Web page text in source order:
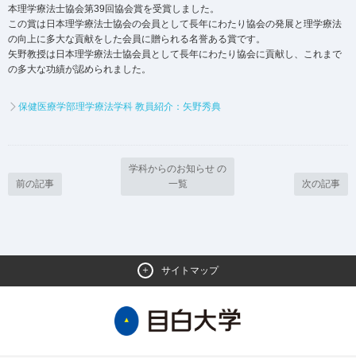
本理学療法士協会第39回協会賞を受賞しました。
この賞は日本理学療法士協会の会員として長年にわたり協会の発展と理学療法
の向上に多大な貢献をした会員に贈られる名誉ある賞です。
矢野教授は日本理学療法士協会員として長年にわたり協会に貢献し、これまで
の多大な功績が認められました。
保健医療学部理学療法学科 教員紹介：矢野秀典
前の記事
学科からのお知らせ の
一覧
次の記事
サイトマップ